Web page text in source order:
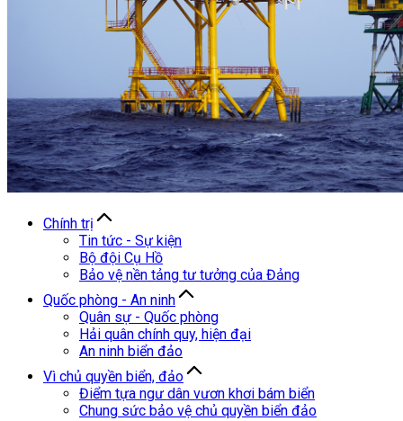
Chính trị
Tin tức - Sự kiện
Bộ đội Cụ Hồ
Bảo vệ nền tảng tư tưởng của Đảng
Quốc phòng - An ninh
Quân sự - Quốc phòng
Hải quân chính quy, hiện đại
An ninh biển đảo
Vì chủ quyền biển, đảo
Điểm tựa ngư dân vươn khơi bám biển
Chung sức bảo vệ chủ quyền biển đảo